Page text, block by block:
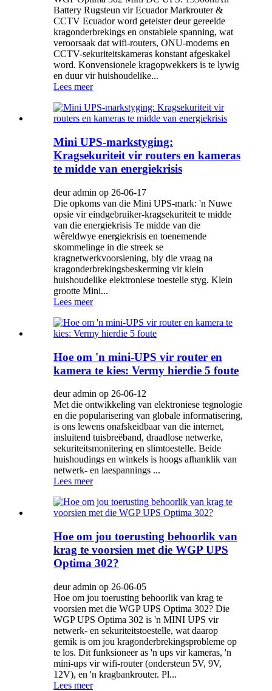
Battery Rugsteun vir Ecuador Markrouter &
CCTV Ecuador word geteister deur gereelde
kragonderbrekings en onstabiele spanning, wat
veroorsaak dat wifi-routers, ONU-modems en
CCTV-sekuriteitskameras konstant afgeskakel
word. Konvensionele kragopwekkers is te lywig
en duur vir huishoudelike...
Lees meer
Mini UPS-markstyging:
Kragsekuriteit vir routers en kameras
te midde van energiekrisis
deur admin op 26-06-17
Die opkoms van die Mini UPS-mark: 'n Nuwe
opsie vir eindgebruiker-kragsekuriteit te midde
van die energiekrisis Te midde van die
wêreldwye energiekrisis en toenemende
skommelinge in die streek se
kragnetwerkvoorsiening, bly die vraag na
kragonderbrekingsbeskerming vir klein
huishoudelike elektroniese toestelle styg. Klein
grootte Mini...
Lees meer
Hoe om 'n mini-UPS vir router en
kamera te kies: Vermy hierdie 5 foute
deur admin op 26-06-12
Met die ontwikkeling van elektroniese tegnologie
en die popularisering van globale informatisering,
is ons lewens onafskeidbaar van die internet,
insluitend tuisbreëband, draadlose netwerke,
sekuriteitsmonitering en slimtoestelle. Beide
huishoudings en winkels is hoogs afhanklik van
netwerk- en laespannings ...
Lees meer
Hoe om jou toerusting behoorlik van
krag te voorsien met die WGP UPS
Optima 302?
deur admin op 26-06-05
Hoe om jou toerusting behoorlik van krag te
voorsien met die WGP UPS Optima 302? Die
WGP UPS Optima 302 is 'n MINI UPS vir
netwerk- en sekuriteitstoestelle, wat daarop
gemik is om jou kragonderbrekingsprobleme op
te los. Dit funksioneer as 'n ups vir kameras, 'n
mini-ups vir wifi-router (ondersteun 5V, 9V,
12V), en 'n kragbankrouter. Pl...
Lees meer